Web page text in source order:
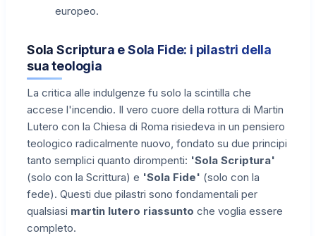
europeo.
Sola Scriptura e Sola Fide: i pilastri della
sua teologia
La critica alle indulgenze fu solo la scintilla che
accese l'incendio. Il vero cuore della rottura di Martin
Lutero con la Chiesa di Roma risiedeva in un pensiero
teologico radicalmente nuovo, fondato su due principi
tanto semplici quanto dirompenti: 'Sola Scriptura'
(solo con la Scrittura) e 'Sola Fide' (solo con la
fede). Questi due pilastri sono fondamentali per
qualsiasi martin lutero riassunto che voglia essere
completo.